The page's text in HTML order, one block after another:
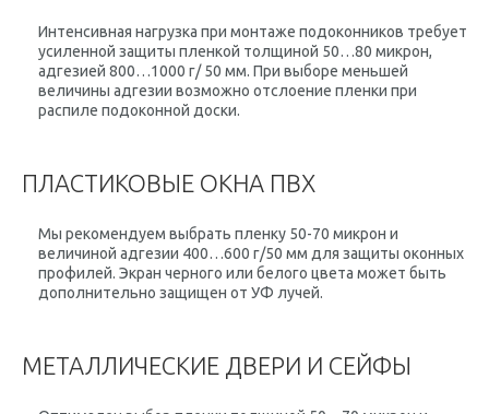
Интенсивная нагрузка при монтаже подоконников требует
усиленной защиты пленкой толщиной 50…80 микрон,
адгезией 800…1000 г/ 50 мм. При выборе меньшей
величины адгезии возможно отслоение пленки при
распиле подоконной доски.
ПЛАСТИКОВЫЕ ОКНА ПВХ
Мы рекомендуем выбрать пленку 50-70 микрон и
величиной адгезии 400…600 г/50 мм для защиты оконных
профилей. Экран черного или белого цвета может быть
дополнительно защищен от УФ лучей.
МЕТАЛЛИЧЕСКИЕ ДВЕРИ И СЕЙФЫ